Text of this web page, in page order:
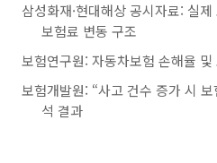
삼성화재·현대해상 공시자료: 실
보험료 변동 구조
보험연구원: 자동차보험 손해율
보험개발원: “사고 건수 증가 시
석 결과